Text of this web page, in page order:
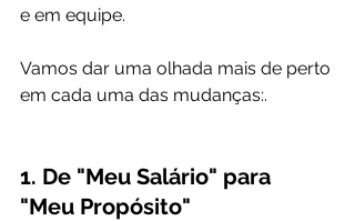
e em equipe.
Vamos dar uma olhada mais de perto
em cada uma das mudanças:.
1. De "Meu Salário" para
"Meu Propósito"